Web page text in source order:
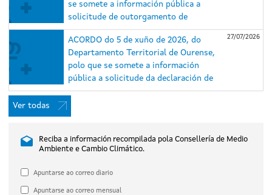
(expediente IN408A 2025/018).
Repotenciación Barbanza I (expediente
IN408A 2025/007) e do parque eólico
Repotenciación Barbanza II (expediente
IN408A 2025/006), situados nos
concellos do Porto do Son, A Pobra do
Caramiñal e Boiro (A Coruña).
se somete a información pública a
solicitude de outorgamento de
concesión de ocupación de dominio
público marítimo-terrestre para caseta
de salvamento, duchas e lavapés na
praia de Gandarío, no concello de
Bergondo (A Coruña).
ACORDO do 5 de xuño de 2026, do
Departamento Territorial de Ourense,
polo que se somete a información
pública a solicitude da declaración de
utilidade pública, en concreto, coa
proxecto do parque eólico Xesteirón,
Montederramo (Ourense), promovido
(expediente IN408A 2020/032B).
27/07/2026
Ver todas
Reciba a información recompilada pola Consellería de Medio
Ambiente e Cambio Climático.
Apuntarse ao correo diario
Apuntarse ao correo mensual